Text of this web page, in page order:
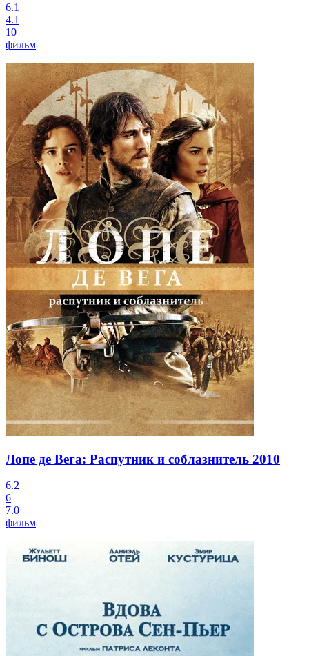
6.1
4.1
10
фильм
Лопе де Вега: Распутник и соблазнитель 2010
6.2
6
7.0
фильм